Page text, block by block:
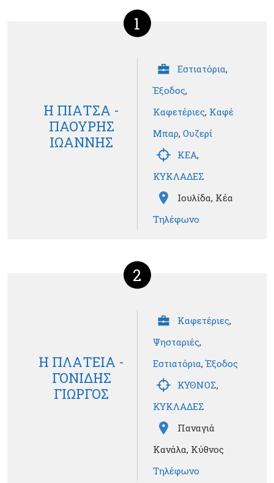
1
Η ΠΙΑΤΣΑ -
ΠΑΟΥΡΗΣ
ΙΩΑΝΝΗΣ
Εστιατόρια,
Έξοδος,
Καφετέριες, Καφέ
Μπαρ, Ουζερί
ΚΕΑ,
ΚΥΚΛΑΔΕΣ
Ιουλίδα, Κέα
Τηλέφωνο
2
Η ΠΛΑΤΕΙΑ -
ΓΟΝΙΔΗΣ
ΓΙΩΡΓΟΣ
Καφετέριες,
Ψησταριές,
Εστιατόρια,Έξοδος
ΚΥΘΝΟΣ,
ΚΥΚΛΑΔΕΣ
Παναγιά
Κανάλα, Κύθνος
Τηλέφωνο